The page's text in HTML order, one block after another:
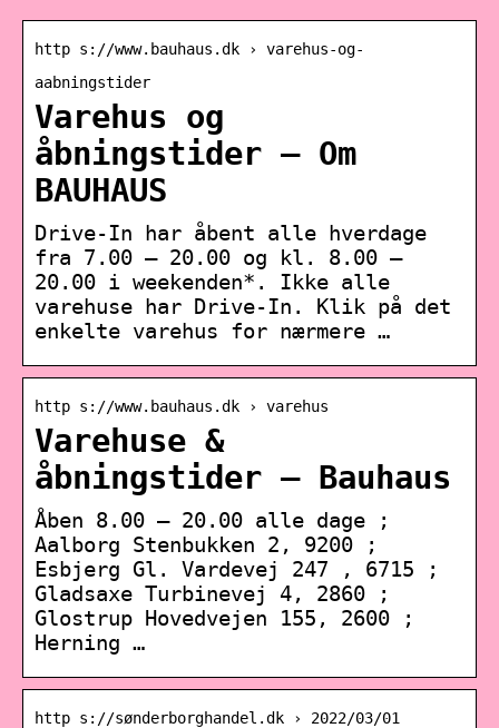
http s://www.bauhaus.dk › varehus-og-
aabningstider
Varehus og
åbningstider – Om
BAUHAUS
Drive-In har åbent alle hverdage
fra 7.00 – 20.00 og kl. 8.00 –
20.00 i weekenden*. Ikke alle
varehuse har Drive-In. Klik på det
enkelte varehus for nærmere …
http s://www.bauhaus.dk › varehus
Varehuse &
åbningstider – Bauhaus
Åben 8.00 – 20.00 alle dage ;
Aalborg Stenbukken 2, 9200 ;
Esbjerg Gl. Vardevej 247 , 6715 ;
Gladsaxe Turbinevej 4, 2860 ;
Glostrup Hovedvejen 155, 2600 ;
Herning …
http s://sønderborghandel.dk › 2022/03/01